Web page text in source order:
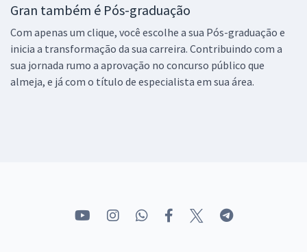
Gran também é Pós-graduação
Com apenas um clique, você escolhe a sua Pós-graduação e
inicia a transformação da sua carreira. Contribuindo com a
sua jornada rumo a aprovação no concurso público que
almeja, e já com o título de especialista em sua área.